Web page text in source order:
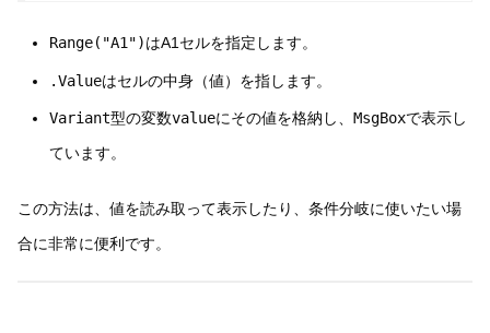
Range("A1")はA1セルを指定します。
.Valueはセルの中身（値）を指します。
Variant型の変数valueにその値を格納し、 MsgBoxで表示し
ています。
この方法は、値を読み取って表示したり、条件分岐に使いたい場
合に非常に便利です。